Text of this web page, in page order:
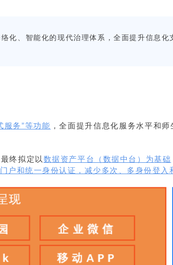
化、智能化的现代治理体系，全面提升信息化
服务”等功能 ，全面提升信息化服务水平和
终拟定以数据资产平台（数据中台）为基础
户和统一身份认证，减少多次、多身份登入